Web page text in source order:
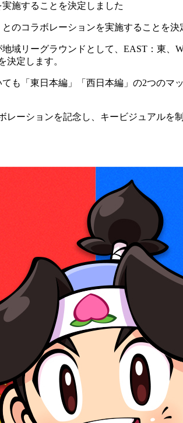
施することを決定しました
のコラボレーションを実施することを決
域リーグラウンドとして、EAST：東、
定します。
も「東日本編」「西日本編」の2つのマ
ーションを記念し、キービジュアルを